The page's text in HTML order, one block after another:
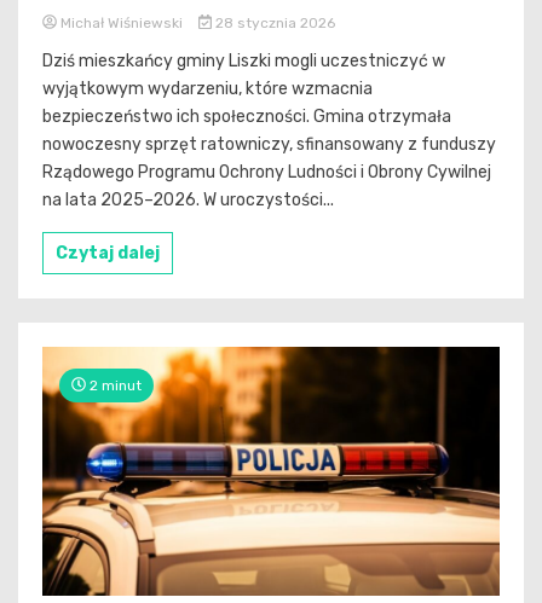
Michał Wiśniewski 28 stycznia 2026
Dziś mieszkańcy gminy Liszki mogli uczestniczyć w
wyjątkowym wydarzeniu, które wzmacnia
bezpieczeństwo ich społeczności. Gmina otrzymała
nowoczesny sprzęt ratowniczy, sfinansowany z funduszy
Rządowego Programu Ochrony Ludności i Obrony Cywilnej
na lata 2025–2026. W uroczystości...
Czytaj dalej
2 minut